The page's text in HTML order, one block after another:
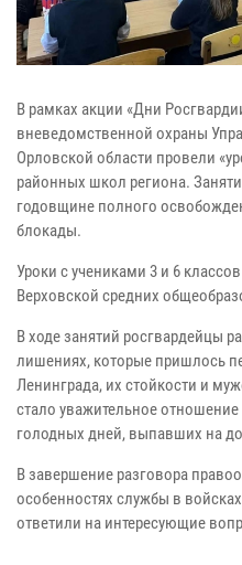
В рамках акции «Дни
вневедомственной охраны
Орловской области провели
районных школ региона.
годовщине полного
блокады.
Уроки с учениками 3 и 6
Верховской средних
В ходе занятий росгвардейцы
лишениях, которые пришлось
Ленинграда, их стойкости и
стало уважительное
голодных дней, выпавших на
В завершение разговора
особенностях службы в
ответили на интересующие